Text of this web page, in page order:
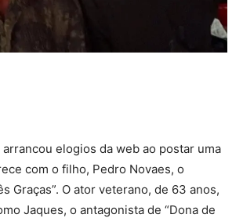
arrancou elogios da web ao postar uma
com o filho, Pedro Novaes, o
Graças”. O ator veterano, de 63 anos,
Jaques, o antagonista de “Dona de